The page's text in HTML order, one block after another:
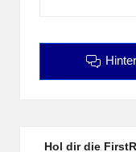
Hol dir die